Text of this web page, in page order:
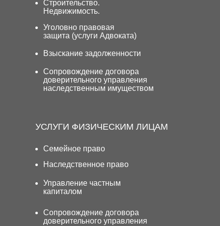
УСЛУГИ ФИЗИЧЕСКИМ ЛИЦАМ
Семейное право
Наследственное право
Управление частным
капиталом
Уголовно правовая
защита (услуги Адвоката)
Строительство.
Недвижимость.
Взыскание задолженности
Сопровождение договора
доверительного управления
Сопровождение договора
доверительного управления
наследственным имуществом